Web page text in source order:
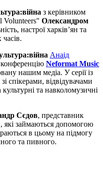
з керівником
Volunteers" Олександром
настрої харків’ян та
Анаід
конференцію Neformat Music
нашим медіа. У серії із
спікерами, відвідувачами
та навколомузичні
Сєдов, представник
, які займаються допомогою
в цьому на підмогу
та пивного.